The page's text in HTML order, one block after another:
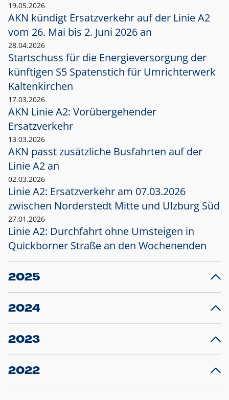
19.05.2026
AKN kündigt Ersatzverkehr auf der Linie A2
vom 26. Mai bis 2. Juni 2026 an
28.04.2026
Startschuss für die Energieversorgung der
künftigen S5 Spatenstich für Umrichterwerk
Kaltenkirchen
17.03.2026
AKN Linie A2: Vorübergehender
Ersatzverkehr
13.03.2026
AKN passt zusätzliche Busfahrten auf der
Linie A2 an
02.03.2026
Linie A2: Ersatzverkehr am 07.03.2026
zwischen Norderstedt Mitte und Ulzburg Süd
27.01.2026
Linie A2: Durchfahrt ohne Umsteigen in
Quickborner Straße an den Wochenenden
2025
23.12.2025
Projekt S5: Start der Bauarbeiten am
2024
10.12.2024
Großprojekt S5: Sperrung der Bahnstraße in
2023
20.12.2023
Schleswig-Holstein verlängert den
2022
22.12.2022